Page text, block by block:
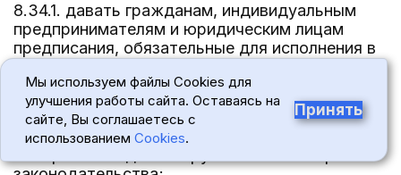
8.34.1. давать гражданам, индивидуальным
предпринимателям и юридическим лицам
предписания, обязательные для исполнения в
вызове в Управление граждан,
индивидуальных предпринимателей,
должностных лиц для рассмотрения
Мы используем файлы Cookies для
улучшения работы сайта. Оставаясь на
сайте, Вы соглашаетесь с
использованием Cookies.
Принять